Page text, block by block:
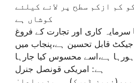
کم ازکم سطح پر لانے کیلئے
کوشاں ہے
سرمایہ کاری اور تجارت کے فروغ
قابل تحسین ہے،پنجاب میں
ہے،اسے محسوس کیا جارہا
ہے: امریکی قونصل جنرل